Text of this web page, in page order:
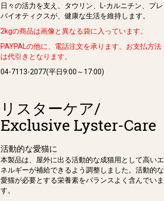
⽇々の活⼒を⽀え、タウリン、L-カルニチン、プレ
バイオティクスが、健康な⽣活を維持します。
2kgの商品は画像と異なる袋に入っています。
PAYPALの他に、電話注文を承ります。お支払方法
は代引きとなります。
04-7113-2077(平日9:00～17:00)
リスターケア/
Exclusive Lyster-Care
活動的な愛猫に
本製品は、屋外に出る活動的な成猫用として高いエ
ネルギーが補給できるよう調整しました。活動的な
愛猫が必要とする栄養素をバランスよく含んでいま
す。